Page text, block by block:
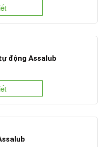
động Assalub